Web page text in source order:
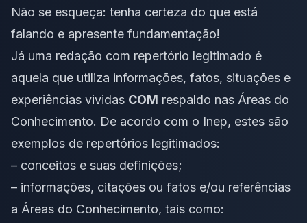
Não se esqueça: tenha certeza do que está
falando e apresente fundamentação!
Já uma redação com repertório legitimado é
aquela que utiliza informações, fatos, situações e
experiências vividas COM respaldo nas Áreas do
Conhecimento. De acordo com o Inep, estes são
exemplos de repertórios legitimados:
– conceitos e suas definições;
– informações, citações ou fatos e/ou referências
a Áreas do Conhecimento, tais como: